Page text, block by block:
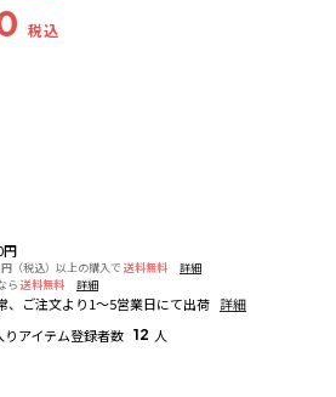
円
（税込）以上の購入で 送料無料
詳細
ら 送料無料 詳細
、ご注文より1～5営業日にて出荷 詳細
りアイテム登録者数 12 人
税込